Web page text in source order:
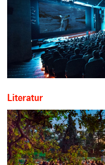
Literatur